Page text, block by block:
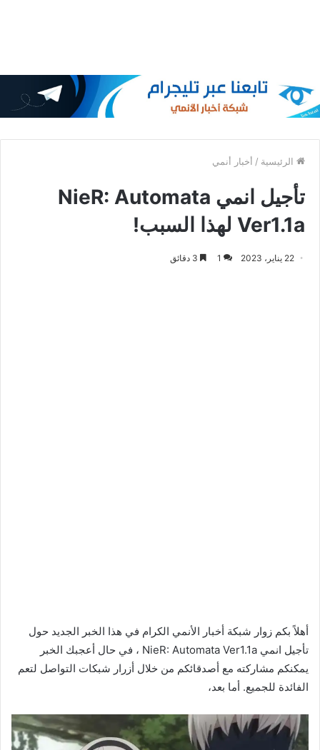
الرئيسية / أخبار أنمي
تأجيل انمي NieR: Automata
Ver1.1a لهذا السبب!
22 يناير، 2023 1
أهلاً بكم زوار شبكة أخبار الأنمي الكرام في هذا الخبر الجديد حول
تأجيل انمي NieR: Automata Ver1.1a ، في حال أعجبك الخبر
يمكنكم مشاركته مع أصدقائكم من خلال أزرار شبكات التواصل لتعم
الفائدة للجميع. أما بعد،